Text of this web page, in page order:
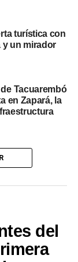
de lo que era
500 puestos
de
Brasil.
de reserva iba
ocultar,
turística con
y un mirador
Tacuarembó
en Zapará, la
del